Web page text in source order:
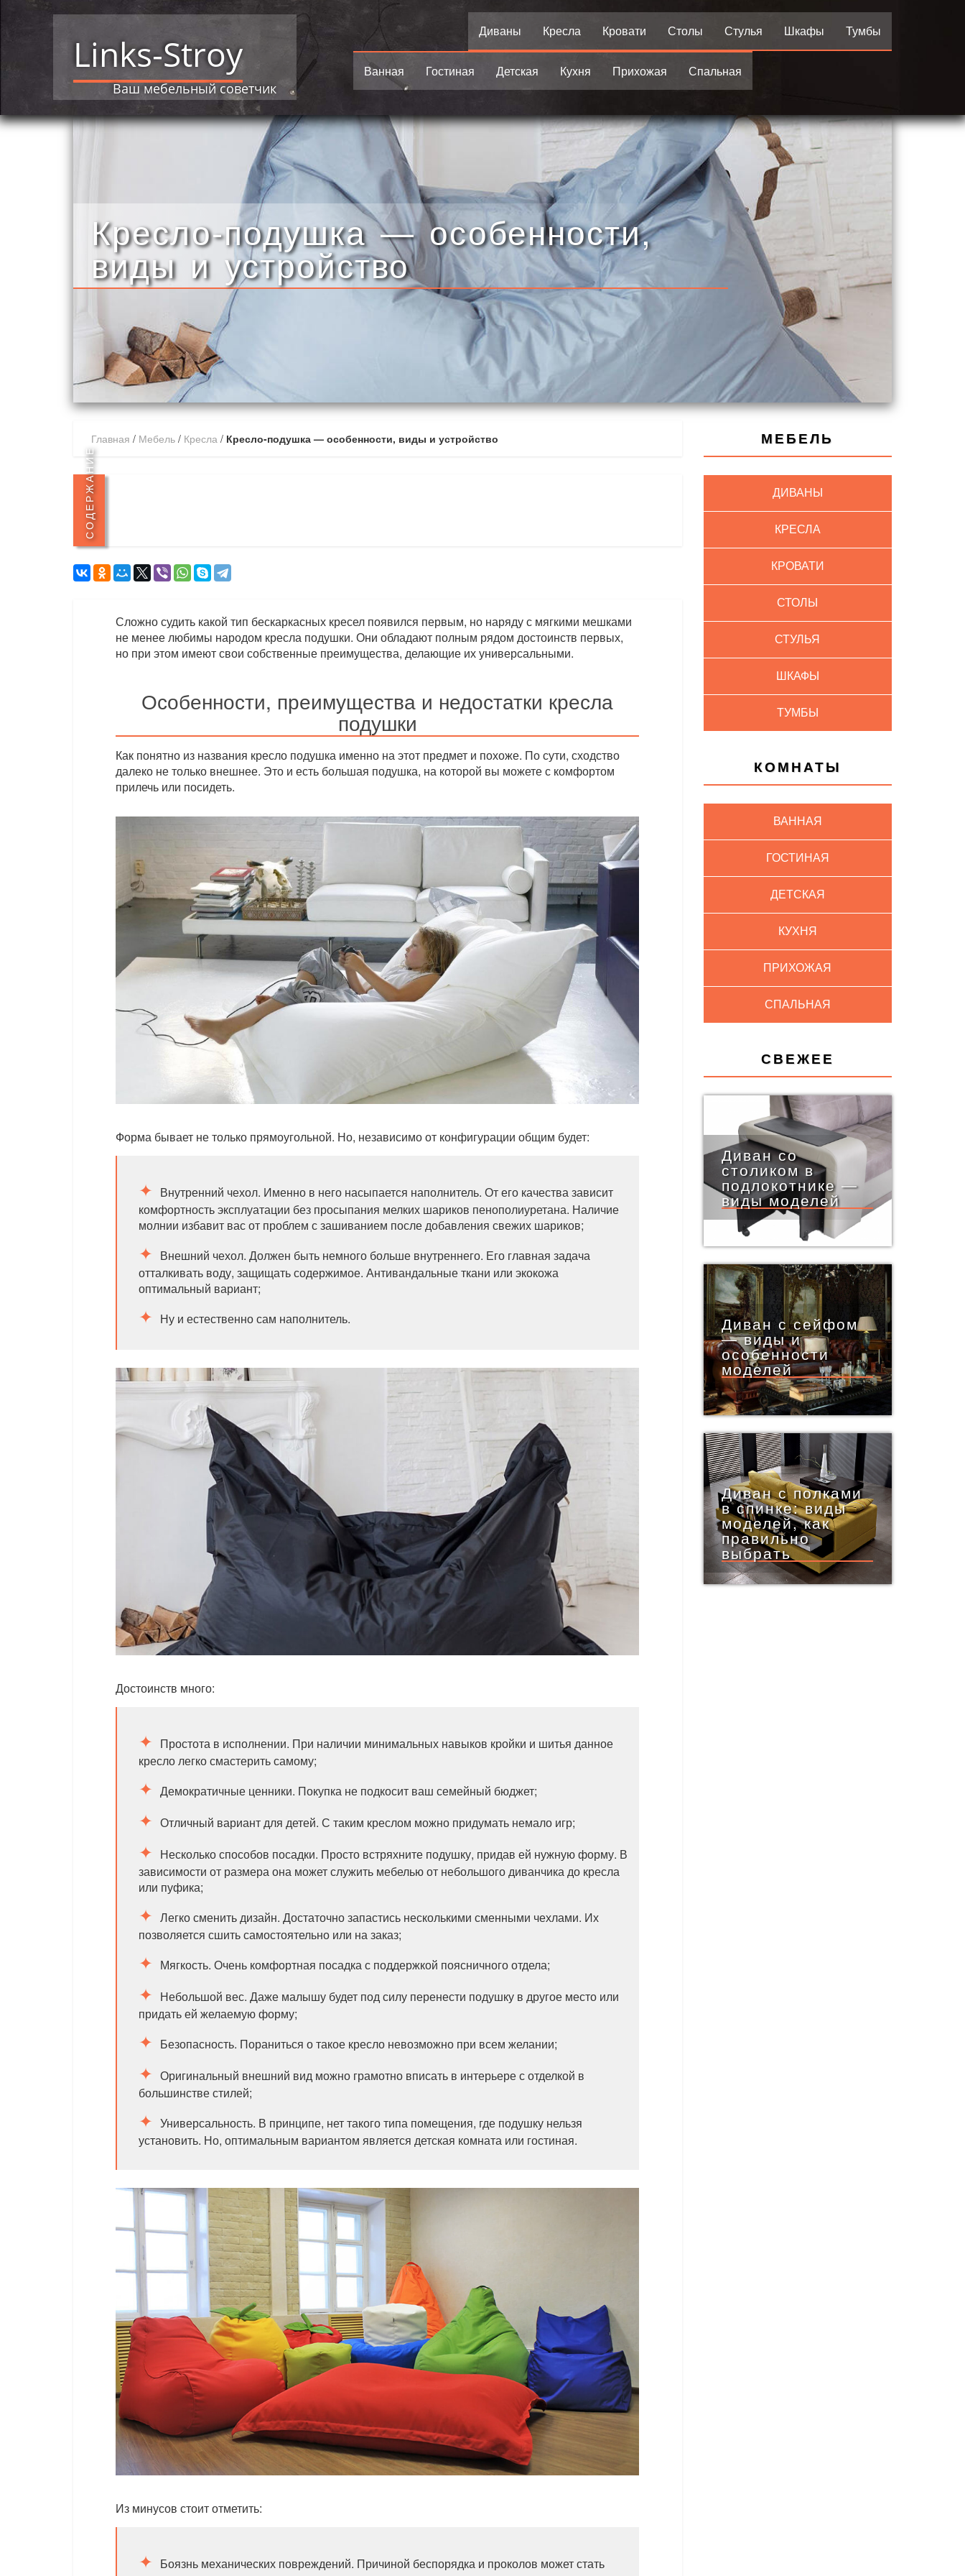
Links-Stroy
Ваш мебельный советчик
Диваны Кресла Кровати Столы Стулья Шкафы Тумбы
Ванная Гостиная Детская Кухня Прихожая Спальная
Кресло-подушка — особенности,
виды и устройство
Главная / Мебель / Кресла / Кресло-подушка — особенности, виды и устройство
СОДЕРЖАНИЕ
Сложно судить какой тип бескаркасных кресел появился первым, но наряду с мягкими мешками
не менее любимы народом кресла подушки. Они обладают полным рядом достоинств первых,
но при этом имеют свои собственные преимущества, делающие их универсальными.
Особенности, преимущества и недостатки кресла
подушки
Как понятно из названия кресло подушка именно на этот предмет и похоже. По сути, сходство
далеко не только внешнее. Это и есть большая подушка, на которой вы можете с комфортом
прилечь или посидеть.
Форма бывает не только прямоугольной. Но, независимо от конфигурации общим будет:
Внутренний чехол. Именно в него насыпается наполнитель. От его качества зависит
комфортность эксплуатации без просыпания мелких шариков пенополиуретана. Наличие
молнии избавит вас от проблем с зашиванием после добавления свежих шариков;
Внешний чехол. Должен быть немного больше внутреннего. Его главная задача
отталкивать воду, защищать содержимое. Антивандальные ткани или экокожа
оптимальный вариант;
Ну и естественно сам наполнитель.
Достоинств много:
Простота в исполнении. При наличии минимальных навыков кройки и шитья данное
кресло легко смастерить самому;
Демократичные ценники. Покупка не подкосит ваш семейный бюджет;
Отличный вариант для детей. С таким креслом можно придумать немало игр;
Несколько способов посадки. Просто встряхните подушку, придав ей нужную форму. В
зависимости от размера она может служить мебелью от небольшого диванчика до кресла
или пуфика;
Легко сменить дизайн. Достаточно запастись несколькими сменными чехлами. Их
позволяется сшить самостоятельно или на заказ;
Мягкость. Очень комфортная посадка с поддержкой поясничного отдела;
Небольшой вес. Даже малышу будет под силу перенести подушку в другое место или
придать ей желаемую форму;
Безопасность. Пораниться о такое кресло невозможно при всем желании;
Оригинальный внешний вид можно грамотно вписать в интерьере с отделкой в
большинстве стилей;
Универсальность. В принципе, нет такого типа помещения, где подушку нельзя
установить. Но, оптимальным вариантом является детская комната или гостиная.
Из минусов стоит отметить:
Боязнь механических повреждений. Причиной беспорядка и проколов может стать
МЕБЕЛЬ
ДИВАНЫ
КРЕСЛА
КРОВАТИ
СТОЛЫ
СТУЛЬЯ
ШКАФЫ
ТУМБЫ
КОМНАТЫ
ВАННАЯ
ГОСТИНАЯ
ДЕТСКАЯ
КУХНЯ
ПРИХОЖАЯ
СПАЛЬНАЯ
СВЕЖЕЕ
Диван со
столиком в
подлокотнике —
виды моделей
Диван с сейфом
— виды и
особенности
моделей
Диван с полками
в спинке: виды
моделей, как
правильно
выбрать